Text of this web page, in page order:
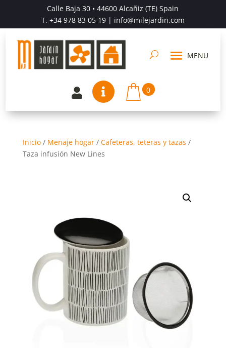
Calle Baja 30 • 44600 Alcañiz (TE) Spain
T. +34 978 83 05 19| info@milejardin.com
  0
Inicio/ Menaje hogar/ Cafeteras, teteras y tazas /
Taza infusión New Lines